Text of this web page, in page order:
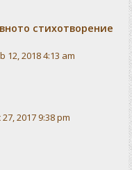
стихотворение
12, 2018 4:13 am
2017 9:38 pm